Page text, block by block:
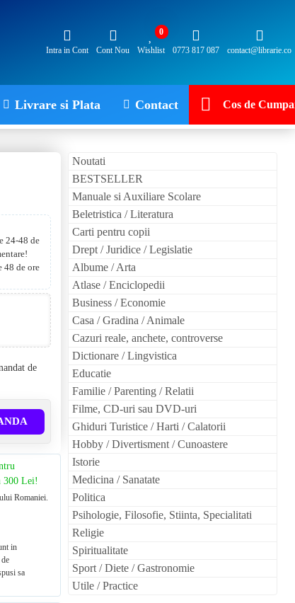
Intra in Cont Cont Nou Wishlist
0
0773 817 087
contact@librarie.co
Livrare si Plata Contact Cos de
24-48 de
48 de ore
de
300 Lei!
Romaniei.
in
sa
Noutati
BESTSELLER
Manuale si Auxiliare Scolare
Beletristica / Literatura
Carti pentru copii
Drept / Juridice / Legislatie
Albume / Arta
Atlase / Enciclopedii
Business / Economie
Casa / Gradina / Animale
Cazuri reale, anchete, controverse
Dictionare / Lingvistica
Educatie
Familie / Parenting / Relatii
Filme, CD-uri sau DVD-uri
Ghiduri Turistice / Harti / Calatorii
Hobby / Divertisment / Cunoastere
Istorie
Medicina / Sanatate
Politica
Psihologie, Filosofie, Stiinta, Specialitati
Religie
Spiritualitate
Sport / Diete / Gastronomie
Utile / Practice